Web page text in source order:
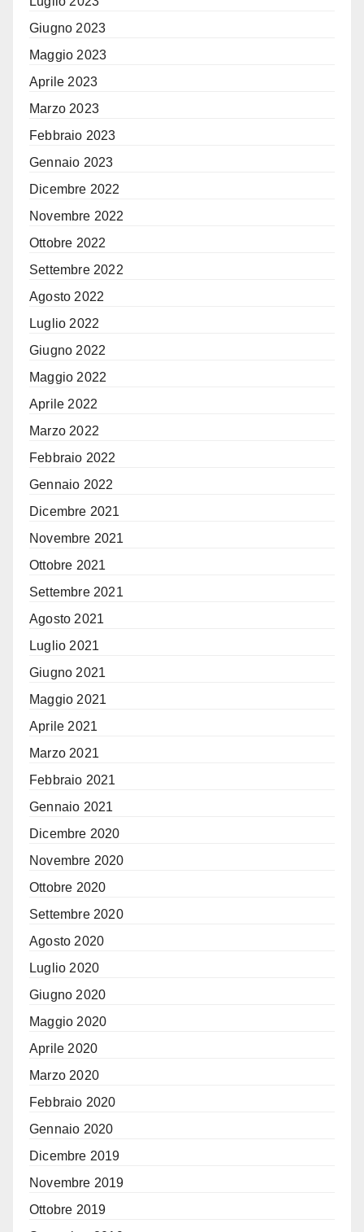
Giugno 2023
Maggio 2023
Aprile 2023
Marzo 2023
Febbraio 2023
Gennaio 2023
Dicembre 2022
Novembre 2022
Ottobre 2022
Settembre 2022
Agosto 2022
Luglio 2022
Giugno 2022
Maggio 2022
Aprile 2022
Marzo 2022
Febbraio 2022
Gennaio 2022
Dicembre 2021
Novembre 2021
Ottobre 2021
Settembre 2021
Agosto 2021
Luglio 2021
Giugno 2021
Maggio 2021
Aprile 2021
Marzo 2021
Febbraio 2021
Gennaio 2021
Dicembre 2020
Novembre 2020
Ottobre 2020
Settembre 2020
Agosto 2020
Luglio 2020
Giugno 2020
Maggio 2020
Aprile 2020
Marzo 2020
Febbraio 2020
Gennaio 2020
Dicembre 2019
Novembre 2019
Ottobre 2019